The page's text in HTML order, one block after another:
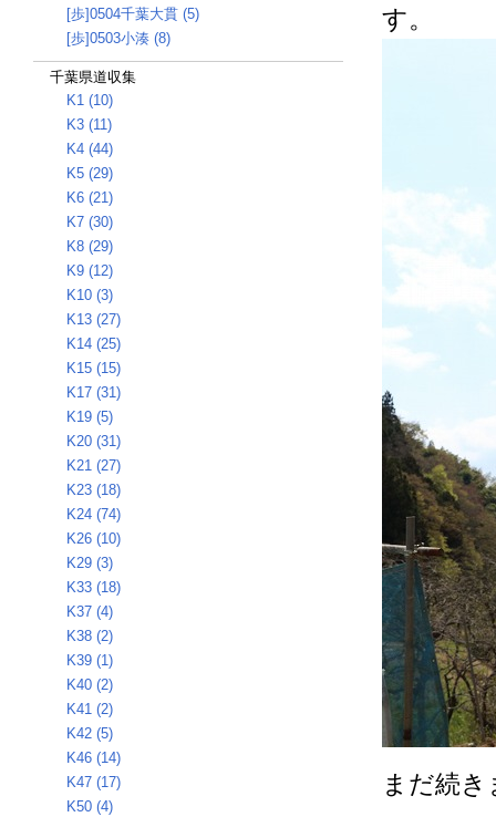
す。
まだ続き
[歩]0504千葉大貫 (5)
[歩]0503小湊 (8)
千葉県道収集
K1 (10)
K3 (11)
K4 (44)
K5 (29)
K6 (21)
K7 (30)
K8 (29)
K9 (12)
K10 (3)
K13 (27)
K14 (25)
K15 (15)
K17 (31)
K19 (5)
K20 (31)
K21 (27)
K23 (18)
K24 (74)
K26 (10)
K29 (3)
K33 (18)
K37 (4)
K38 (2)
K39 (1)
K40 (2)
K41 (2)
K42 (5)
K46 (14)
K47 (17)
K50 (4)